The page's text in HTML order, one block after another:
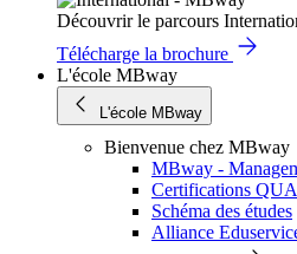
Découvrir le parcours
Télécharge la brochure
L'école MBway
L'école MBway
Bienvenue chez MBway
MBway -
Certifications
Schéma des études
Alliance